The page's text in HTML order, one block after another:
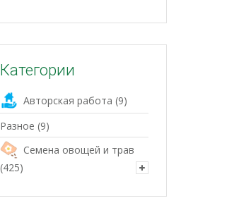
Категории
Авторская работа (9)
Разное (9)
Семена овощей и трав
(425)